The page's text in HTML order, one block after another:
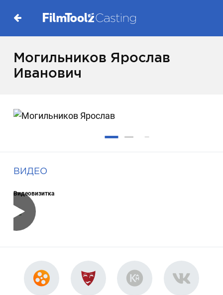
Могильников Ярослав
Иванович
ВИДЕО
Видеовизитка